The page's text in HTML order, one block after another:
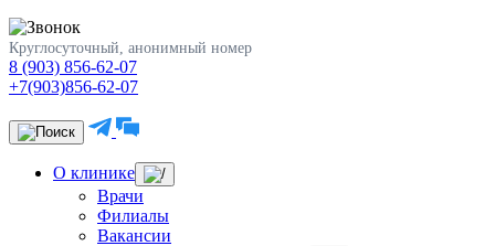
Круглосуточный, анонимный номер
8 (903) 856-62-07
+7(903)856-62-07
О клинике
Врачи
Филиалы
Вакансии